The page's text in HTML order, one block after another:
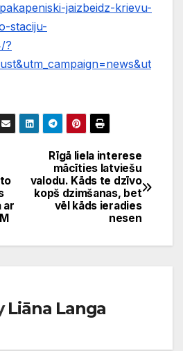
jaizbeidz-krievu-
staciju-
?
Rīgā liela interese
mācīties latviešu
valodu. Kāds te dzīvo
kopš dzimšanas, bet
vēl kāds ieradies
nesen
ar
Liāna Langa